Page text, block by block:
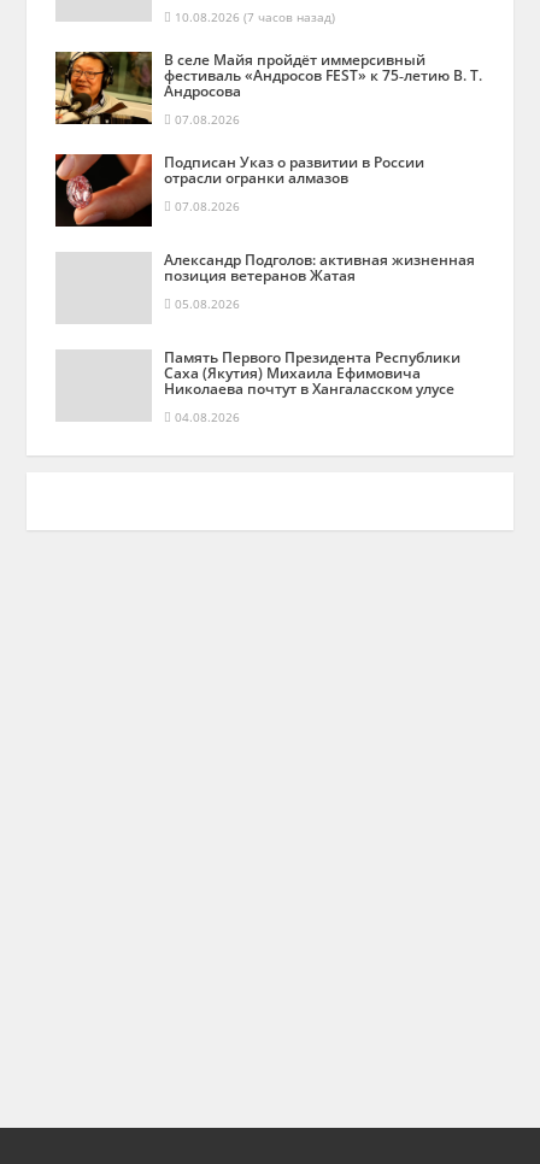
10.08.2026 (7 часов назад)
В селе Майя пройдёт иммерсивный
фестиваль «Андросов FEST» к 75‑летию В. Т.
Андросова
07.08.2026
Подписан Указ о развитии в России
отрасли огранки алмазов
07.08.2026
Александр Подголов: активная жизненная
позиция ветеранов Жатая
05.08.2026
Память Первого Президента Республики
Саха (Якутия) Михаила Ефимовича
Николаева почтут в Хангаласском улусе
04.08.2026